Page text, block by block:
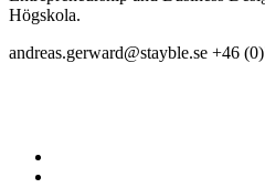
Högskola.
andreas.gerward@stayble.se +46